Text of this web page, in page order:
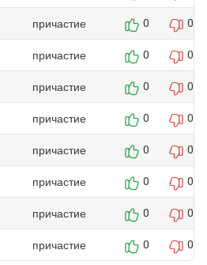
причастие 0 0
причастие 0 0
причастие 0 0
причастие 0 0
причастие 0 0
причастие 0 0
причастие 0 0
причастие 0 0